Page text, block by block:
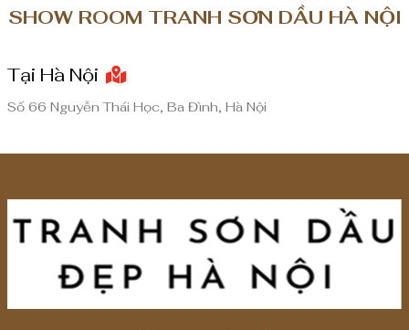
0
0
SHOW ROOM TRANH SƠN DẦU HÀ NỘI
Tại Hà Nội
Số 66 Nguyễn Thái Học, Ba Đình, Hà Nội